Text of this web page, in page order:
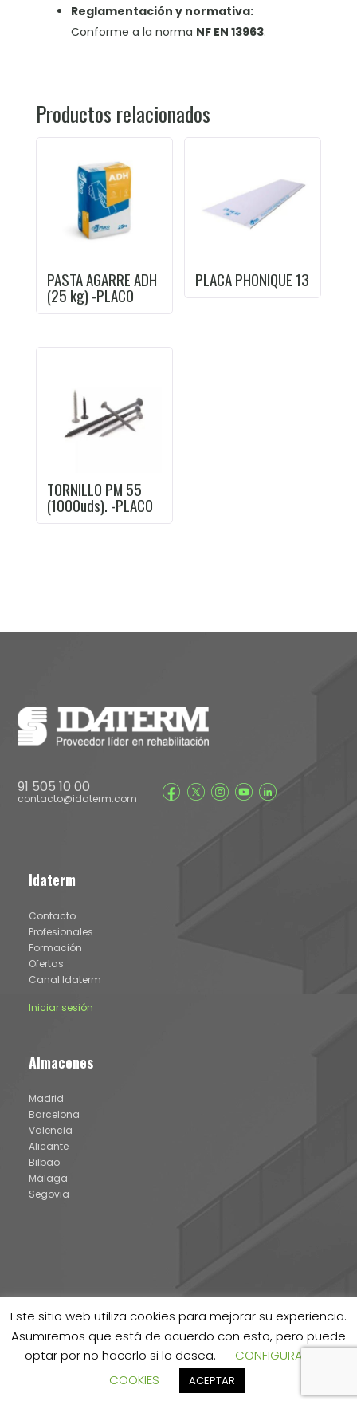
Reglamentación y normativa:
Conforme a la norma NF EN 13963.
Productos relacionados
PASTA AGARRE ADH
(25 kg) -PLACO
PLACA PHONIQUE 13
TORNILLO PM 55
(1000uds). -PLACO
91 505 10 00
contacto@idaterm.com
Idaterm
Contacto
Profesionales
Formación
Ofertas
Canal Idaterm
Iniciar sesión
Almacenes
Madrid
Barcelona
Valencia
Alicante
Bilbao
Málaga
Segovia
® IDATERM 2024 |Aviso legal y política de cookies|Canal de
denuncias
Este sitio web utiliza cookies para mejorar su experiencia.
Asumiremos que está de acuerdo con esto, pero puede
optar por no hacerlo si lo desea.
CONFIGURACION
COOKIES
ACEPTAR